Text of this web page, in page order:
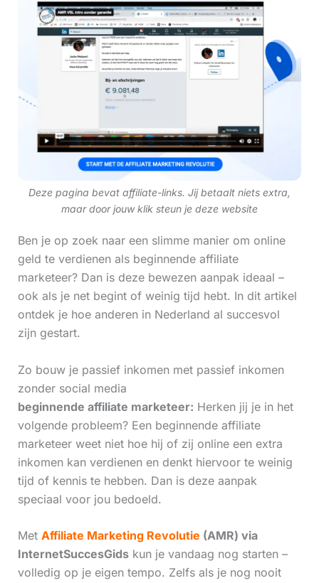
Deze pagina bevat affiliate-links. Jij betaalt niets extra,
maar door jouw klik steun je deze website
Ben je op zoek naar een slimme manier om online
geld te verdienen als beginnende affiliate
marketeer? Dan is deze bewezen aanpak ideaal –
ook als je net begint of weinig tijd hebt. In dit artikel
ontdek je hoe anderen in Nederland al succesvol
zijn gestart.
Zo bouw je passief inkomen met passief inkomen
zonder social media
beginnende affiliate marketeer: Herken jij je in het
volgende probleem? Een beginnende affiliate
marketeer weet niet hoe hij of zij online een extra
inkomen kan verdienen en denkt hiervoor te weinig
tijd of kennis te hebben. Dan is deze aanpak
speciaal voor jou bedoeld.
Met Affiliate Marketing Revolutie (AMR) via
InternetSuccesGidskun je vandaag nog starten –
volledig op je eigen tempo. Zelfs als je nog nooit